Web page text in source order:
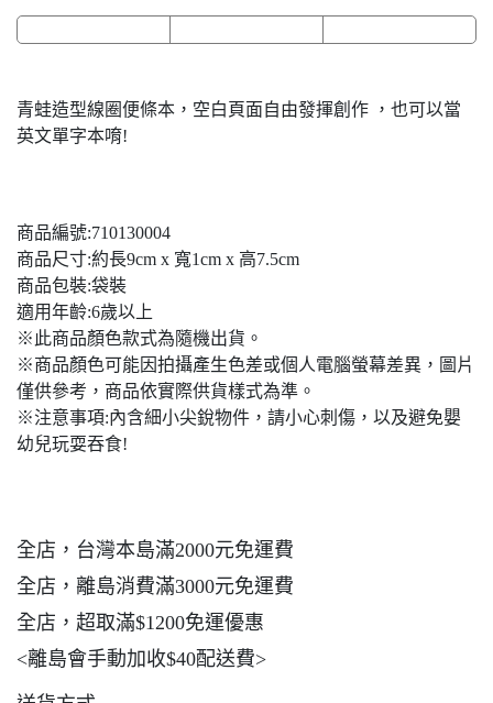
青蛙造型線圈便條本，空白頁面自由發揮創作 ，也可以當
英文單字本唷!
商品編號:710130004
商品尺寸:約長9cm x 寬1cm x 高7.5cm
商品包裝:袋裝
適用年齡:6歲以上
※此商品顏色款式為隨機出貨。
※商品顏色可能因拍攝產生色差或個人電腦螢幕差異，圖片
僅供參考，商品依實際供貨樣式為準。
※注意事項:內含細小尖銳物件，請小心刺傷，以及避免嬰
幼兒玩耍吞食!
全店，台灣本島滿2000元免運費
全店，離島消費滿3000元免運費
全店，超取滿$1200免運優惠
<離島會手動加收$40配送費>